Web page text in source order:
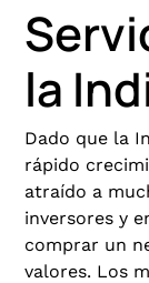
la
Dado que la
rápido
atraído a
inversores y
comprar un
valores. Los